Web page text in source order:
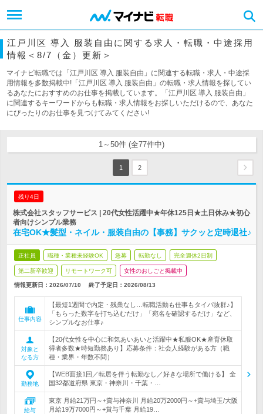
江戸川区 導入 服装自由に関する求人・転職・中途採用
情報＜8/7（金）更新＞
マイナビ転職では「江戸川区 導入 服装自由」に関連する転職・求人・中途採
用情報を多数掲載中!「江戸川区 導入 服装自由」の転職・求人情報を探してい
るあなたにおすすめのお仕事を掲載しています。「江戸川区 導入 服装自由」
に関連するキーワードからも転職・求人情報をお探しいただけるので、あなた
にぴったりのお仕事を見つけてみてください!
1～50件 (全77件中)
1 2
残り4日
株式会社スタッフサービス | 20代女性活躍中★年休125日★土日休み★初心
者向けシンプル業務
在宅OK★髪型・ネイル・服装自由の【事務】サクッと定時退社♪
正社員 職種・業種未経験OK 急募 転勤なし 完全週休2日制
第二新卒歓迎 リモートワーク可 女性のおしごと掲載中
情報更新日：2026/07/10 終了予定日： 2026/08/13
仕事内容
【最短1週間で内定・残業なし…転職活動も仕事もタイパ抜群♪】
「もらった数字を打ち込むだけ」「宛名を確認するだけ」など、
シンプルなお仕事♪
対象と
なる方
【20代女性を中心に和気あいあいと活躍中★私服OK★産育休取
得者多数★時短勤務あり】応募条件：社会人経験がある方（職
種・業界・年数不問）
勤務地
【WEB面接1回／転居を伴う転勤なし／好きな場所で働ける】 全
国32都道府県 東京・神奈川・千葉・…
給与
東京 月給21万円～+賞与神奈川 月給20万2000円～+賞与埼玉/大阪
月給19万7000円～+賞与千葉 月給19…